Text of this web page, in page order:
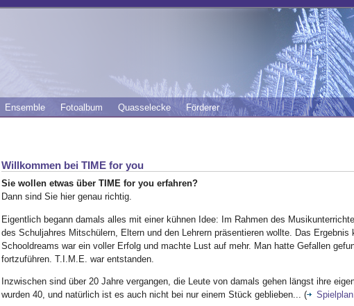
Ensemble Fotoalbum Quasselecke Förderer
Willkommen bei TIME for you
Sie wollen etwas über TIME for you erfahren?
Dann sind Sie hier genau richtig.
Eigentlich begann damals alles mit einer kühnen Idee: Im Rahmen des
des Schuljahres Mitschülern, Eltern und den Lehrern präsentieren wollte. Das
Schooldreams war ein voller Erfolg und machte Lust auf mehr. Man hatte Gefallen
fortzuführen. T.I.M.E. war entstanden.
Inzwischen sind über 20 Jahre vergangen, die Leute von damals gehen längst ihre
wurden 40, und natürlich ist es auch nicht bei nur einem Stück geblieben... (